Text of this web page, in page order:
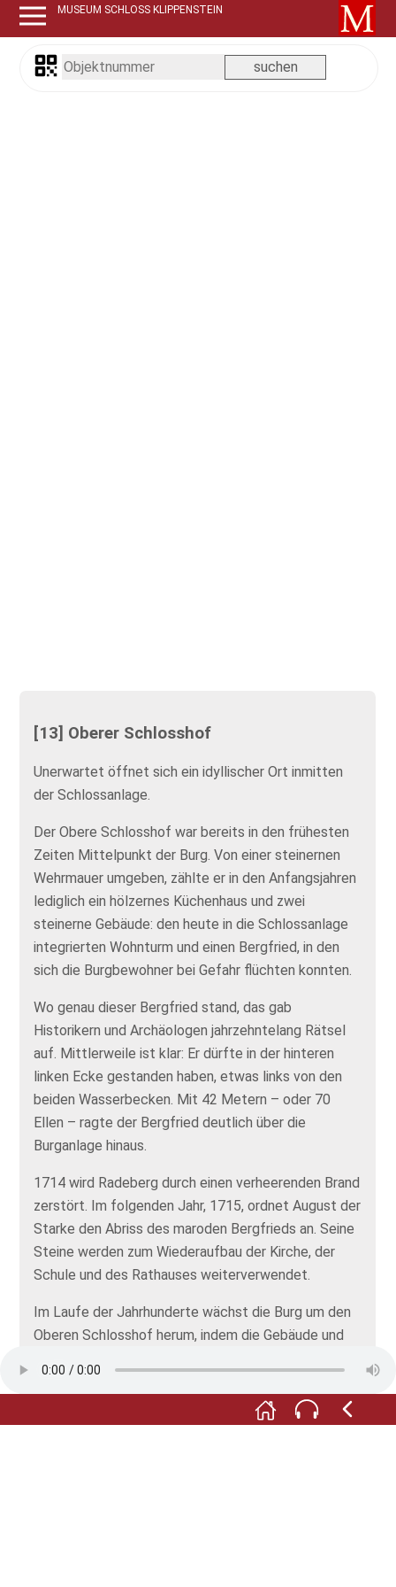
MUSEUM SCHLOSS KLIPPENSTEIN
[13] Oberer Schlosshof
Unerwartet öffnet sich ein idyllischer Ort inmitten
der Schlossanlage.
Der Obere Schlosshof war bereits in den frühesten
Zeiten Mittelpunkt der Burg. Von einer steinernen
Wehrmauer umgeben, zählte er in den Anfangsjahren
lediglich ein hölzernes Küchenhaus und zwei
steinerne Gebäude: den heute in die Schlossanlage
integrierten Wohnturm und einen Bergfried, in den
sich die Burgbewohner bei Gefahr flüchten konnten.
Wo genau dieser Bergfried stand, das gab
Historikern und Archäologen jahrzehntelang Rätsel
auf. Mittlerweile ist klar: Er dürfte in der hinteren
linken Ecke gestanden haben, etwas links von den
beiden Wasserbecken. Mit 42 Metern – oder 70
Ellen – ragte der Bergfried deutlich über die
Burganlage hinaus.
1714 wird Radeberg durch einen verheerenden Brand
zerstört. Im folgenden Jahr, 1715, ordnet August der
Starke den Abriss des maroden Bergfrieds an. Seine
Steine werden zum Wiederaufbau der Kirche, der
Schule und des Rathauses weiterverwendet.
Im Laufe der Jahrhunderte wächst die Burg um den
Oberen Schlosshof herum, indem die Gebäude und
Wenn Sie den heutigen Hof bis ganz zum Ende
durchqueren, kommen Sie an einen Durchgang zu